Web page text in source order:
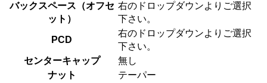
バックスペース（オフセ
ット）
右のドロップダウンよりご選択
下さい。
PCD
右のドロップダウンよりご選択
下さい。
センターキャップ
無し
ナット
テーパー